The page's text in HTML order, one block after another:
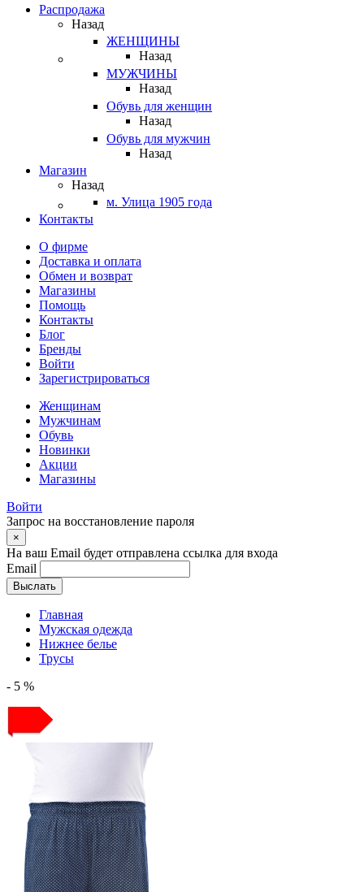
Распродажа
Назад
ЖЕНЩИНЫ
Назад
МУЖЧИНЫ
Назад
Обувь для женщин
Назад
Обувь для мужчин
Назад
Магазин
Назад
м. Улица 1905 года
Контакты
О фирме
Доставка и оплата
Обмен и возврат
Магазины
Помощь
Контакты
Блог
Бренды
Войти
Зарегистрироваться
Женщинам
Мужчинам
Обувь
Новинки
Акции
Магазины
Войти
Запрос на восстановление пароля
×
На ваш Email будет отправлена ссылка для входа
Email
Выслать
Главная
Мужская одежда
Нижнее белье
Трусы
- 5 %